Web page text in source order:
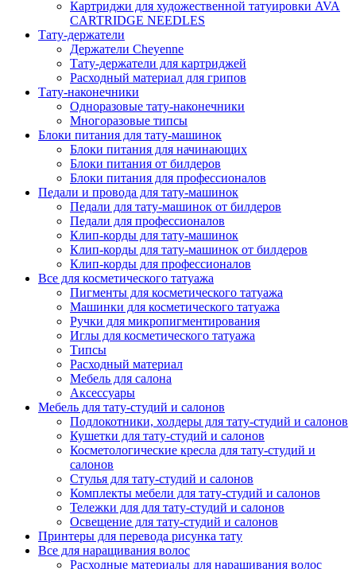
Картриджи для художественной татуировки AVA
CARTRIDGE NEEDLES
Тату-держатели
Держатели Cheyenne
Тату-держатели для картриджей
Расходный материал для грипов
Тату-наконечники
Одноразовые тату-наконечники
Многоразовые типсы
Блоки питания для тату-машинок
Блоки питания для начинающих
Блоки питания от билдеров
Блоки питания для профессионалов
Педали и провода для тату-машинок
Педали для тату-машинок от билдеров
Педали для профессионалов
Клип-корды для тату-машинок
Клип-корды для тату-машинок от билдеров
Клип-корды для профессионалов
Все для косметического татуажа
Пигменты для косметического татуажа
Машинки для косметического татуажа
Ручки для микропигментирования
Иглы для косметического татуажа
Типсы
Расходный материал
Мебель для салона
Аксессуары
Мебель для тату-студий и салонов
Подлокотники, холдеры для тату-студий и салонов
Кушетки для тату-студий и салонов
Косметологические кресла для тату-студий и
салонов
Стулья для тату-студий и салонов
Комплекты мебели для тату-студий и салонов
Тележки для для тату-студий и салонов
Освещение для тату-студий и салонов
Принтеры для перевода рисунка тату
Все для наращивания волос
Расходные материалы для наращивания волос